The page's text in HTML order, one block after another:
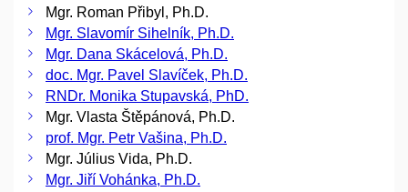
Mgr. Roman Přibyl, Ph.D.
Mgr. Slavomír Sihelník, Ph.D.
Mgr. Dana Skácelová, Ph.D.
doc. Mgr. Pavel Slavíček, Ph.D.
RNDr. Monika Stupavská, PhD.
Mgr. Vlasta Štěpánová, Ph.D.
prof. Mgr. Petr Vašina, Ph.D.
Mgr. Július Vida, Ph.D.
Mgr. Jiří Vohánka, Ph.D.